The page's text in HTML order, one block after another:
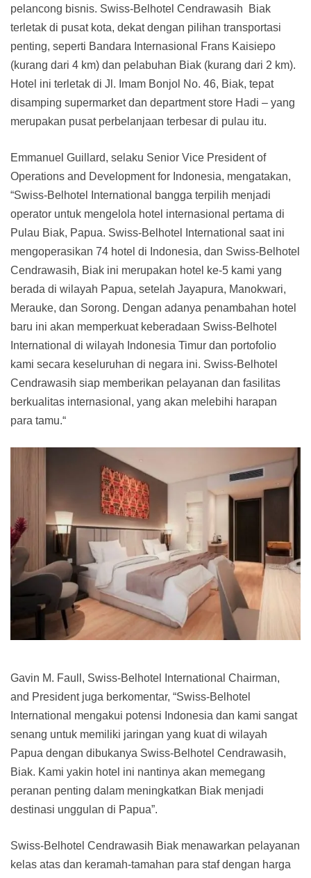
pelancong bisnis. Swiss-Belhotel Cendrawasih Biak
terletak di pusat kota, dekat dengan pilihan transportasi
penting, seperti Bandara Internasional Frans Kaisiepo
(kurang dari 4 km) dan pelabuhan Biak (kurang dari 2 km).
Hotel ini terletak di Jl. Imam Bonjol No. 46, Biak, tepat
disamping supermarket dan department store Hadi – yang
merupakan pusat perbelanjaan terbesar di pulau itu.
Emmanuel Guillard, selaku Senior Vice President of
Operations and Development for Indonesia, mengatakan,
“Swiss-Belhotel International bangga terpilih menjadi
operator untuk mengelola hotel internasional pertama di
Pulau Biak, Papua. Swiss-Belhotel International saat ini
mengoperasikan 74 hotel di Indonesia, dan Swiss-Belhotel
Cendrawasih, Biak ini merupakan hotel ke-5 kami yang
berada di wilayah Papua, setelah Jayapura, Manokwari,
Merauke, dan Sorong. Dengan adanya penambahan hotel
baru ini akan memperkuat keberadaan Swiss-Belhotel
International di wilayah Indonesia Timur dan portofolio
kami secara keseluruhan di negara ini. Swiss-Belhotel
Cendrawasih siap memberikan pelayanan dan fasilitas
berkualitas internasional, yang akan melebihi harapan
para tamu.“
Gavin M. Faull, Swiss-Belhotel International Chairman,
and President juga berkomentar, “Swiss-Belhotel
International mengakui potensi Indonesia dan kami sangat
senang untuk memiliki jaringan yang kuat di wilayah
Papua dengan dibukanya Swiss-Belhotel Cendrawasih,
Biak. Kami yakin hotel ini nantinya akan memegang
peranan penting dalam meningkatkan Biak menjadi
destinasi unggulan di Papua”.
Swiss-Belhotel Cendrawasih Biak menawarkan pelayanan
kelas atas dan keramah-tamahan para staf dengan harga